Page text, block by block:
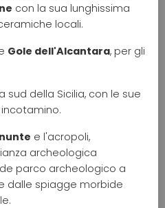
con la sua lunghissima
locali.
Gole dell'Alcantara, per gli
sud della Sicilia, con le sue
e l'acropoli,
archeologica
parco archeologico a
dalle spiagge morbide